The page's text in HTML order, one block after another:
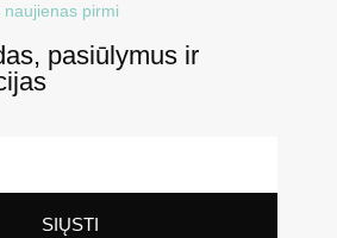
pirmi
pasiūlymus ir
SIŲSTI